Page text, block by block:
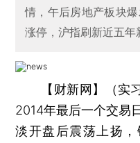
情，午后房地产板块
涨停，沪指刷新近五
【财新网】（
2014年最后一个交易
淡开盘后震荡上扬，